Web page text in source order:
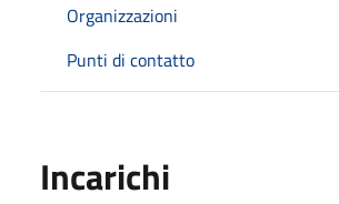
Organizzazioni
Punti di contatto
Incarichi